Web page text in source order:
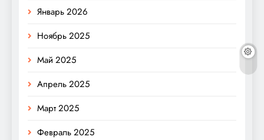
Январь 2026
Ноябрь 2025
Май 2025
Апрель 2025
Март 2025
Февраль 2025